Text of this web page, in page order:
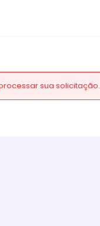
sua solicitação.